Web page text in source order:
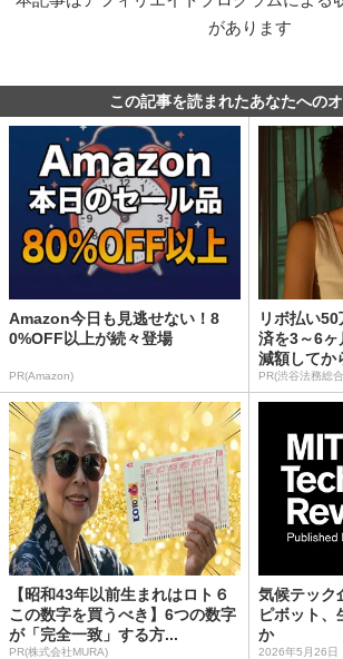
があります
この記事を読まれたあなたへの
Amazon今日も見逃せない！8
0%OFF以上が続々登場
PR(Amazon)
リボ払い
済を3～6ヶ
減額してか
PR(渋谷法務総
【昭和43年以前生まれはロト６
この数字を買うべき】6つの数字
が「完全一致」する方...
PR(株式会社MURA)
気候テック
ピボット、
か
2026年5月26日